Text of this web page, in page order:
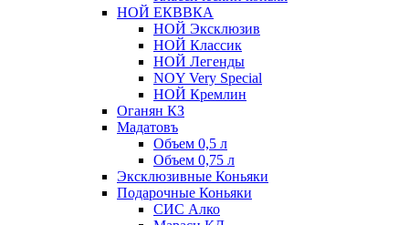
НОЙ ЕКВВКА
НОЙ Эксклюзив
НОЙ Классик
НОЙ Легенды
NOY Very Speсial
НОЙ Кремлин
Оганян КЗ
Мадатовъ
Объем 0,5 л
Объем 0,75 л
Эксклюзивные Коньяки
Подарочные Коньяки
СИС Алко